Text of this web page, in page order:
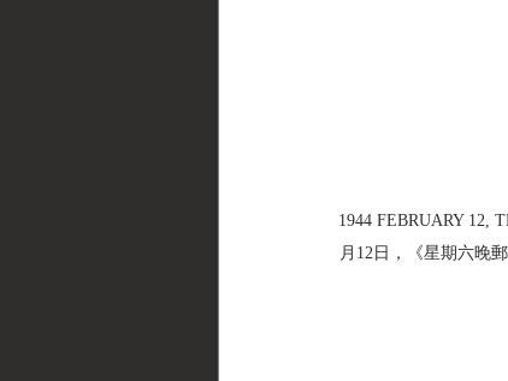
1944 FEBRUARY 12,
月12日，《星期六晚